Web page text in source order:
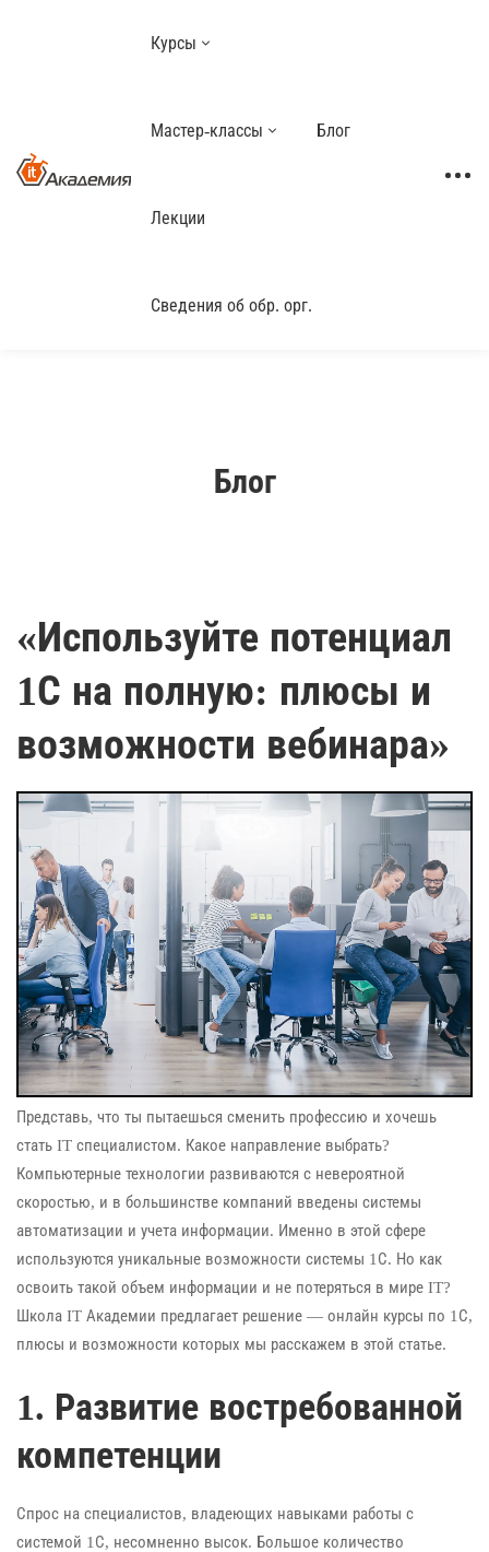
Курсы
Мастер-классы Блог
Лекции
Сведения об обр. орг.
Блог
«Используйте потенциал
1С на полную: плюсы и
возможности вебинара»
Представь, что ты пытаешься сменить профессию и хочешь
стать IT специалистом. Какое направление выбрать?
Компьютерные технологии развиваются с невероятной
скоростью, и в большинстве компаний введены системы
автоматизации и учета информации. Именно в этой сфере
используются уникальные возможности системы 1С. Но как
освоить такой объем информации и не потеряться в мире IT?
Школа IT Академии предлагает решение — онлайн курсы по 1С,
плюсы и возможности которых мы расскажем в этой статье.
1. Развитие востребованной
компетенции
Спрос на специалистов, владеющих навыками работы с
системой 1С, несомненно высок. Большое количество